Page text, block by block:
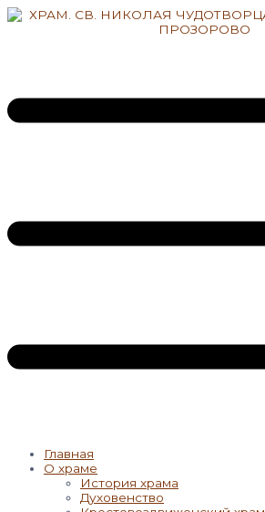
Перейти
Главная
О храме
История храма
Духовенство